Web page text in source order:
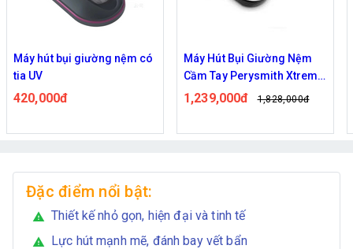
Máy Hút Bụi Giường Nệm
Cầm Tay Perysmith Xtreme
V10
1,239,000đ
Máy hút giường đệm không
dây UNIQ Fresh F12
1,050,000đ 1,450,000đ
Đặc điểm nổi bật:
warning Thiết kế nhỏ gọn, hiện đại và tinh tế
warning Lực hút mạnh mẽ, đánh bay vết bẩn